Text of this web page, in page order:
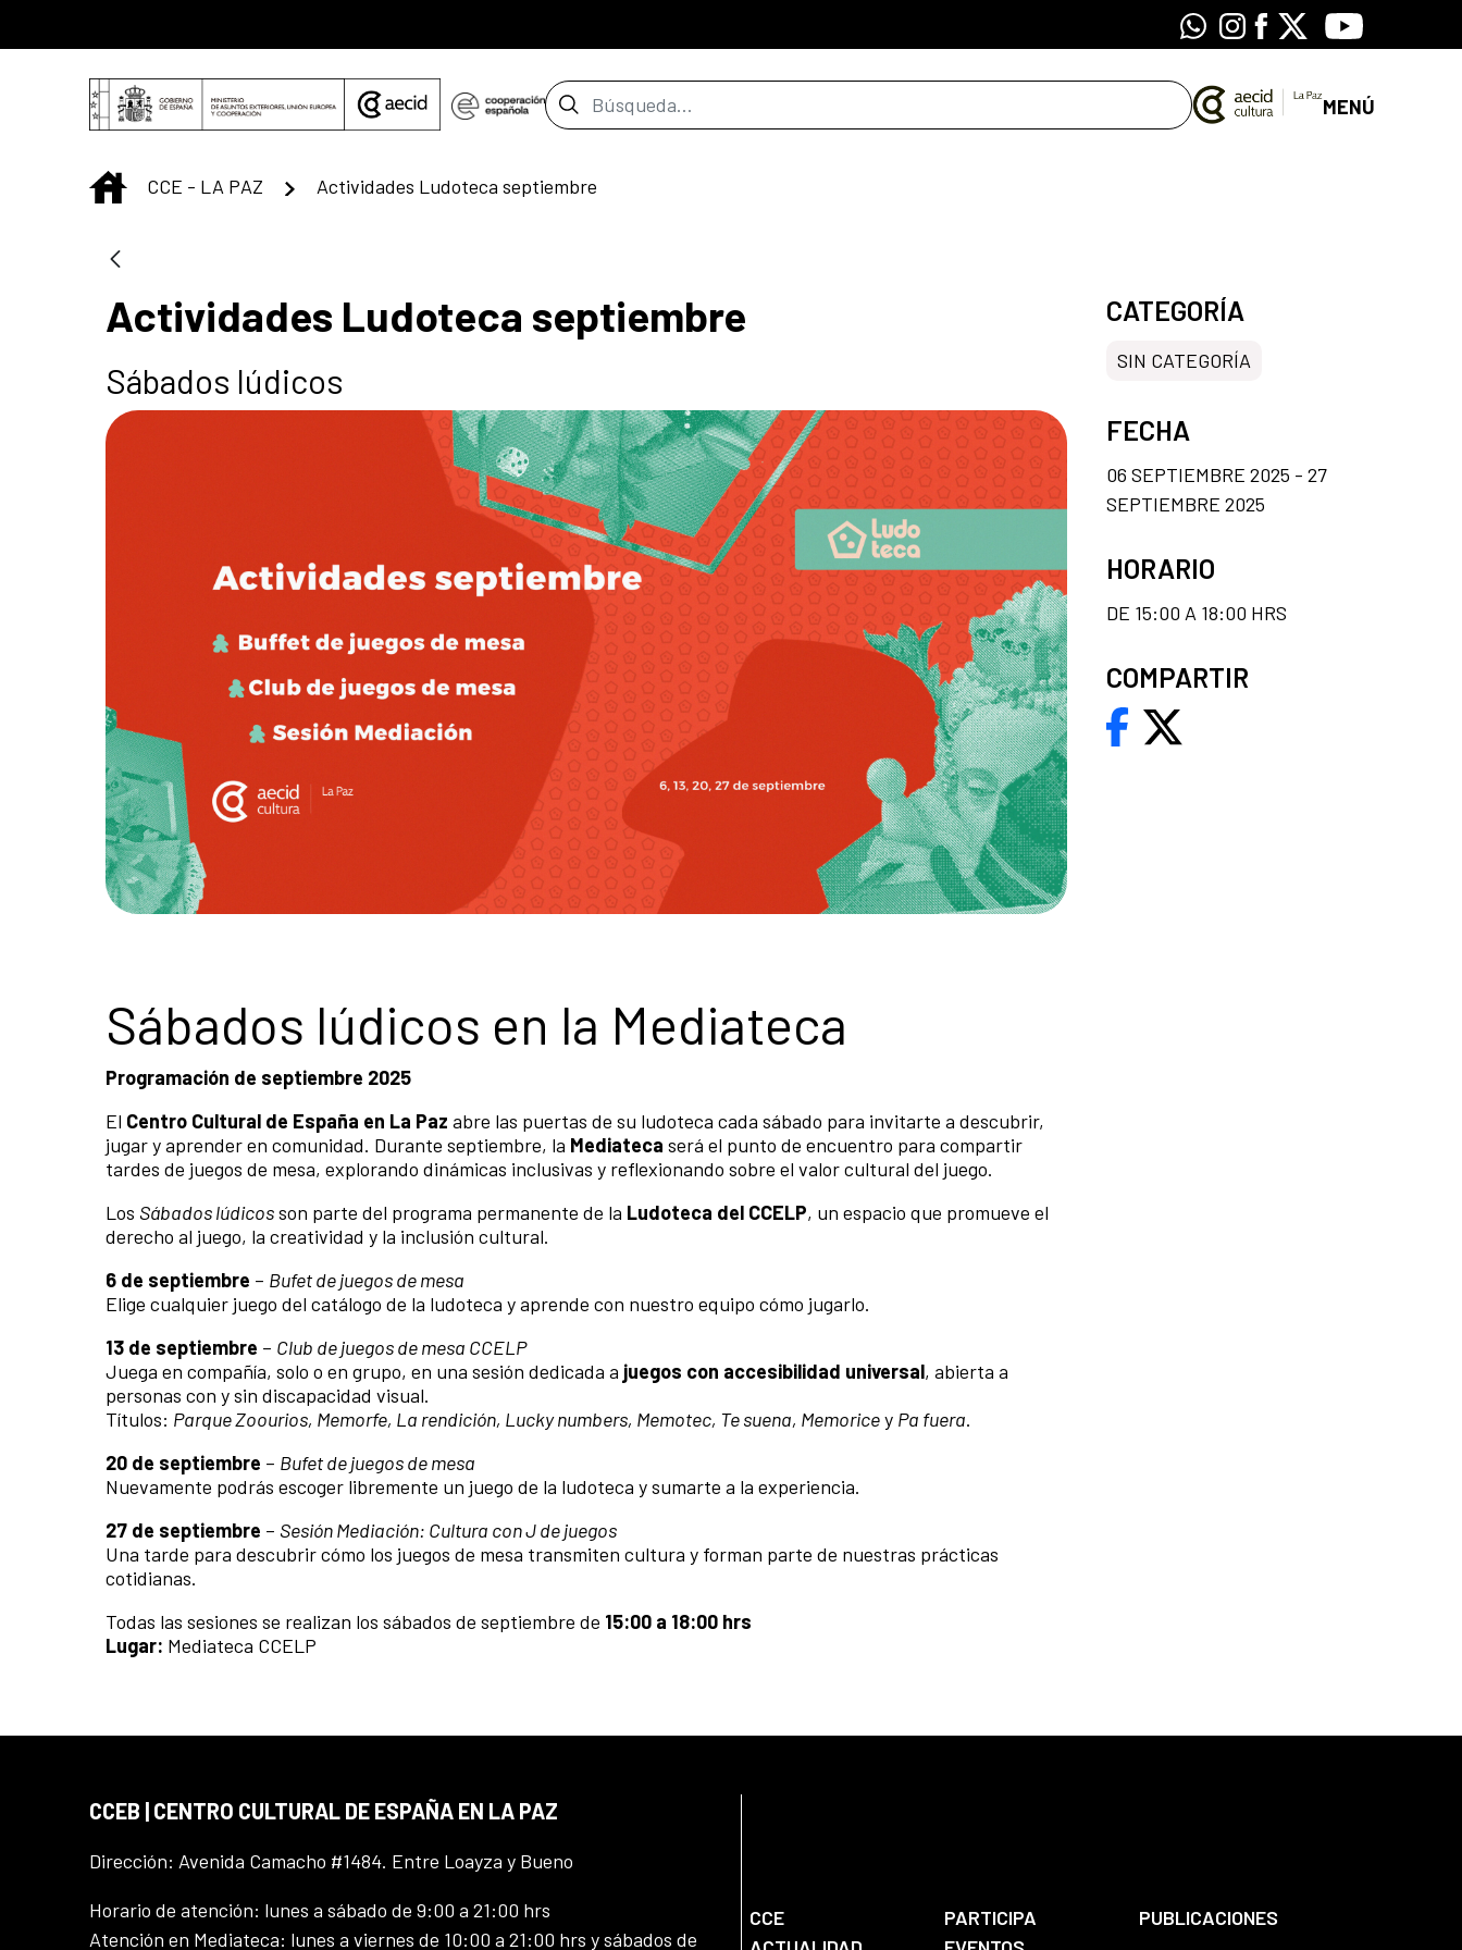
WhatsappInstagram
Facebook
X Youtube
Barra de búsqueda MENÚ
INICIO
CCE - LA PAZ Actividades Ludoteca septiembre
Actividades Ludoteca septiembre
Sábados lúdicos
Sábados lúdicos en la Mediateca
Programación de septiembre 2025
El Centro Cultural de España en La Paz abre las puertas de su ludoteca cada sábado para invitarte a descubrir,
jugar y aprender en comunidad. Durante septiembre, la Mediateca será el punto de encuentro para compartir
tardes de juegos de mesa, explorando dinámicas inclusivas y reflexionando sobre el valor cultural del juego.
Los Sábados lúdicosson parte del programa permanente de la Ludoteca del CCELP, un espacio que promueve el
derecho al juego, la creatividad y la inclusión cultural.
6 de septiembre – Bufet de juegos de mesa
Elige cualquier juego del catálogo de la ludoteca y aprende con nuestro equipo cómo jugarlo.
13 de septiembre – Club de juegos de mesa CCELP
Juega en compañía, solo o en grupo, en una sesión dedicada a juegos con accesibilidad universal, abierta a
personas con y sin discapacidad visual.
Títulos: Parque Zoourios, Memorfe, La rendición, Lucky numbers, Memotec, Te suena, Memoricey Pa fuera.
20 de septiembre – Bufet de juegos de mesa
Nuevamente podrás escoger libremente un juego de la ludoteca y sumarte a la experiencia.
27 de septiembre – Sesión Mediación: Cultura con J de juegos
Una tarde para descubrir cómo los juegos de mesa transmiten cultura y forman parte de nuestras prácticas
cotidianas.
Todas las sesiones se realizan los sábados de septiembre de 15:00 a 18:00 hrs
Lugar: Mediateca CCELP
CATEGORÍA
SIN CATEGORÍA
FECHA
06 SEPTIEMBRE 2025 - 27
SEPTIEMBRE 2025
HORARIO
DE 15:00 A 18:00 HRS
COMPARTIR
CCEB | CENTRO CULTURAL DE ESPAÑA EN LA PAZ
Dirección: Avenida Camacho #1484. Entre Loayza y Bueno
Horario de atención: lunes a sábado de 9:00 a 21:00 hrs
Atención en Mediateca: lunes a viernes de 10:00 a 21:00 hrs y sábados de
CCE PARTICIPA
PUBLICACIONES